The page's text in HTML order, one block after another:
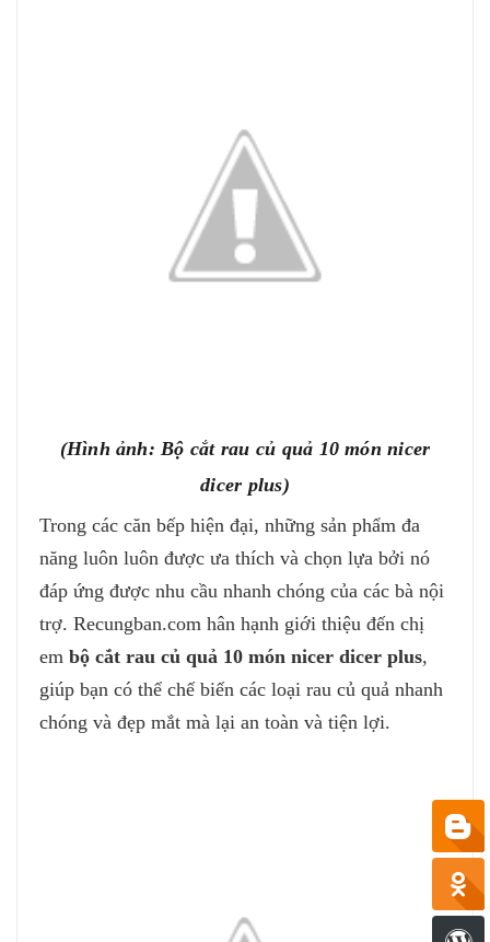
(Hình ảnh: Bộ cắt rau củ quả 10 món nicer
dicer plus)
Trong các căn bếp hiện đại, những sản phẩm đa
năng luôn luôn được ưa thích và chọn lựa bởi nó
đáp ứng được nhu cầu nhanh chóng của các bà nội
trợ. Recungban.com hân hạnh giới thiệu đến chị
em bộ cắt rau củ quả 10 món nicer dicer plus,
giúp bạn có thể chế biến các loại rau củ quả nhanh
chóng và đẹp mắt mà lại an toàn và tiện lợi.